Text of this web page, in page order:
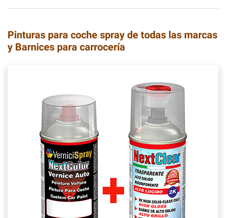
Pinturas para coche spray de todas las marcas
y Barnices para carrocería